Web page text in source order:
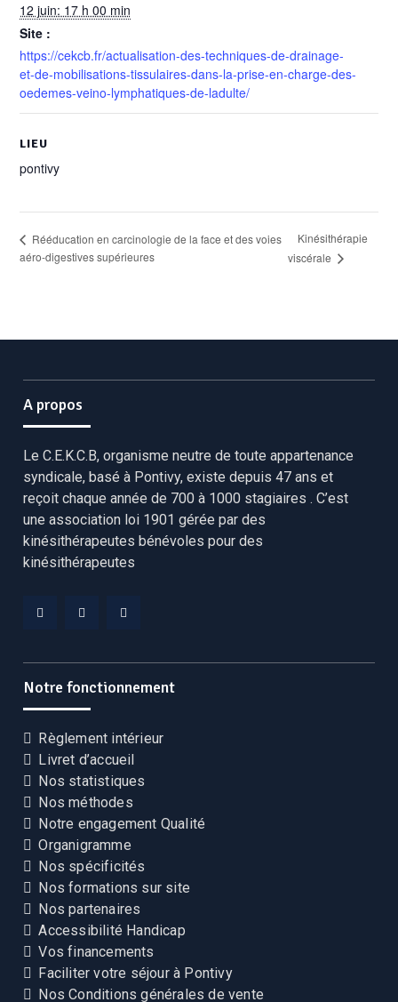
12 juin: 17 h 00 min
Site :
https://cekcb.fr/actualisation-des-techniques-de-drainage-
et-de-mobilisations-tissulaires-dans-la-prise-en-charge-des-
oedemes-veino-lymphatiques-de-ladulte/
LIEU
pontivy
Rééducation en carcinologie de la face et des voies
aéro-digestives supérieures
Kinésithérapie
viscérale
A propos
Le C.E.K.C.B, organisme neutre de toute appartenance
syndicale, basé à Pontivy, existe depuis 47 ans et
reçoit chaque année de 700 à 1000 stagiaires . C’est
une association loi 1901 gérée par des
kinésithérapeutes bénévoles pour des
kinésithérapeutes
CEKCBCEKCBCEKCB
Notre fonctionnement
Règlement intérieur
Livret d’accueil
Nos statistiques
Nos méthodes
Notre engagement Qualité
Organigramme
Nos spécificités
Nos formations sur site
Nos partenaires
Accessibilité Handicap
Vos financements
Faciliter votre séjour à Pontivy
Nos Conditions générales de vente